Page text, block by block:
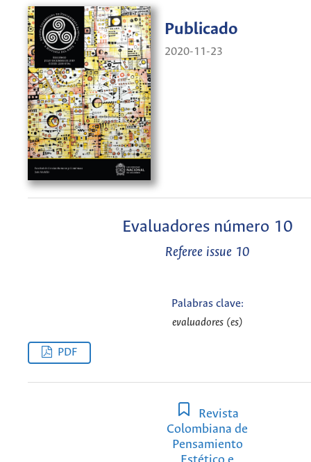
Publicado
2020-11-23
Evaluadores número 10
Referee issue 10
Palabras clave:
evaluadores (es)
PDF
Revista
Colombiana de
Pensamiento